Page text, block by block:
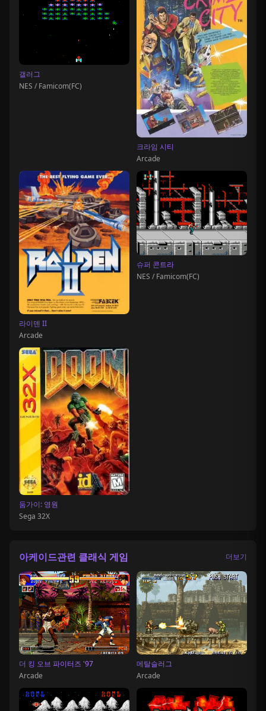
갤러그
NES / Famicom(FC)
크라임 시티
Arcade
라이덴 II
Arcade
슈퍼 콘트라
NES / Famicom(FC)
둠가이: 영원
Sega 32X
아케이드관련 클래식 게임 더보기
더 킹 오브 파이터즈 '97
Arcade
메탈슬러그
Arcade